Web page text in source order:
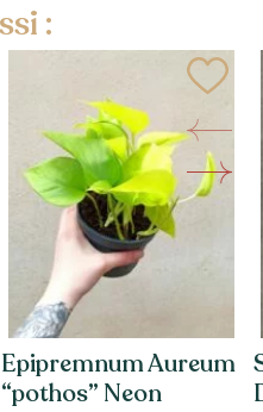
:
Epipremnum Aureum
“pothos” Neon